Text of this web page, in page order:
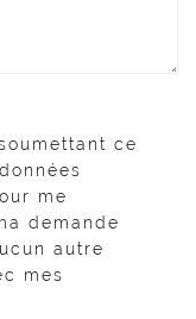
ce
me
demande
autre
mes